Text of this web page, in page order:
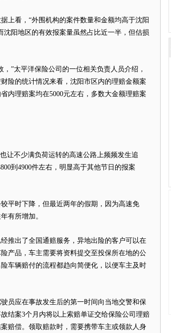
上看，“外围机构的案件数量和金额均高于沈阳
阳地区的有效报案量虽然占比近一半，但估损
”太平洋保险公司的一位相关负责人员介绍，
险的统计情况来看，沈阳市区内的理赔金额案
省内理赔案均在5000元左右，多数大金额理赔案
让不少满负荷运转的高速公路上频频发生追
到4900件左右，明显高于其他节日的报案
平时下降，但最近两年的假期，因为高速免
有所增加。
推出了全国通赔服务，异地出险的客户可以在
产品，车主需要将资料提交至投保所在地的公
车辆赔付的流程都趋向简便化，以便车主及时
员应在事故发生后的第一时间向当地交警和保
结案3个月内将以上索赔单证交给保险公司理赔
赔偿。领取赔款时，需要携带车主或领款人身